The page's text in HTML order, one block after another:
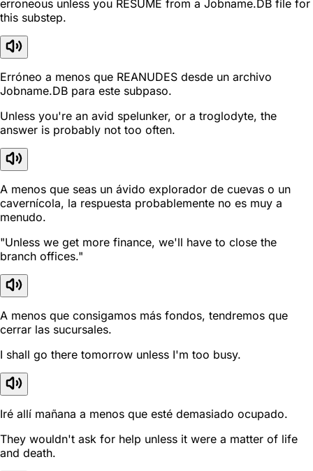
erroneous unless you RESUME from a Jobname.DB file for
this substep.
Erróneo a menos que REANUDES desde un archivo
Jobname.DB para este subpaso.
Unless you're an avid spelunker, or a troglodyte, the
answer is probably not too often.
A menos que seas un ávido explorador de cuevas o un
cavernícola, la respuesta probablemente no es muy a
menudo.
"Unless we get more finance, we'll have to close the
branch offices."
A menos que consigamos más fondos, tendremos que
cerrar las sucursales.
I shall go there tomorrow unless I'm too busy.
Iré allí mañana a menos que esté demasiado ocupado.
They wouldn't ask for help unless it were a matter of life
and death.